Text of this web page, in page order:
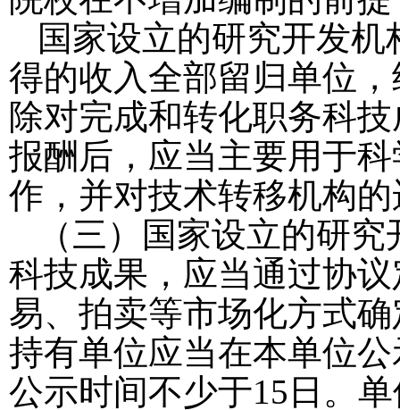
国家设立的研究开发
得的收入全部留归单位
除对完成和转化职务科
报酬后，应当主要用于
作，并对技术转移机构
（三）国家设立的研
科技成果，应当通过协
易、拍卖等市场化方式
持有单位应当在本单位
公示时间不少于15日。